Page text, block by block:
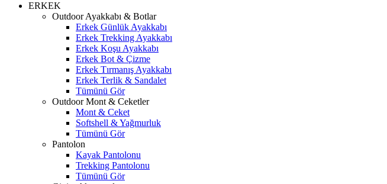
ERKEK
Outdoor Ayakkabı & Botlar
Erkek Günlük Ayakkabı
Erkek Trekking Ayakkabı
Erkek Koşu Ayakkabı
Erkek Bot & Çizme
Erkek Tırmanış Ayakkabı
Erkek Terlik & Sandalet
Tümünü Gör
Outdoor Mont & Ceketler
Mont & Ceket
Softshell & Yağmurluk
Tümünü Gör
Pantolon
Kayak Pantolonu
Trekking Pantolonu
Tümünü Gör